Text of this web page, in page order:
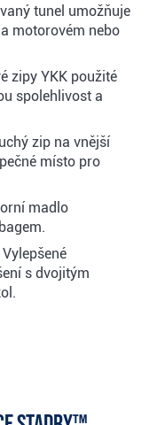
tunel umožňuje
motorovém nebo
zipy YKK použité
spolehlivost a
zip na vnější
místo pro
madlo
Vylepšené
s dvojitým